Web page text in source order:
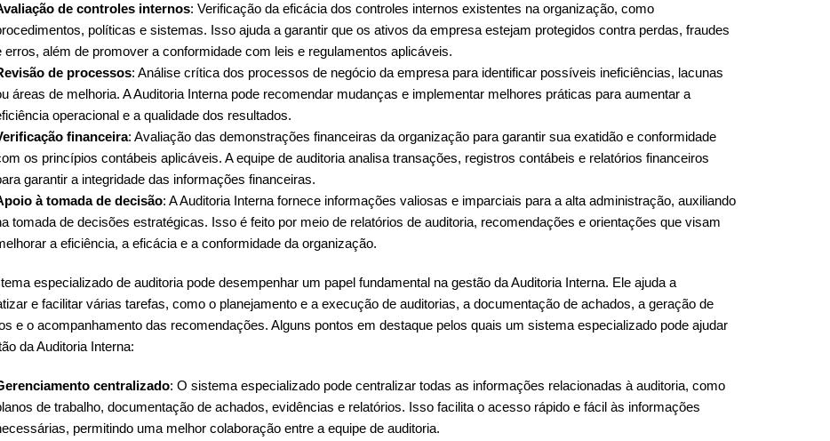
de controles internos: Verificação da eficácia dos controles internos existentes na organização, como
políticas e sistemas. Isso ajuda a garantir que os ativos da empresa estejam protegidos contra perdas, fraudes
erros, além de promover a conformidade com leis e regulamentos aplicáveis.
de processos: Análise crítica dos processos de negócio da empresa para identificar possíveis ineficiências, lacunas
áreas de melhoria. A Auditoria Interna pode recomendar mudanças e implementar melhores práticas para aumentar a
operacional e a qualidade dos resultados.
financeira: Avaliação das demonstrações financeiras da organização para garantir sua exatidão e conformidade
os princípios contábeis aplicáveis. A equipe de auditoria analisa transações, registros contábeis e relatórios financeiros
garantir a integridade das informações financeiras.
à tomada de decisão: A Auditoria Interna fornece informações valiosas e imparciais para a alta administração, auxiliando
tomada de decisões estratégicas. Isso é feito por meio de relatórios de auditoria, recomendações e orientações que visam
a eficiência, a eficácia e a conformidade da organização.
especializado de auditoria pode desempenhar um papel fundamental na gestão da Auditoria Interna. Ele ajuda a
e facilitar várias tarefas, como o planejamento e a execução de auditorias, a documentação de achados, a geração de
e o acompanhamento das recomendações. Alguns pontos em destaque pelos quais um sistema especializado pode ajudar
da Auditoria Interna:
centralizado: O sistema especializado pode centralizar todas as informações relacionadas à auditoria, como
de trabalho, documentação de achados, evidências e relatórios. Isso facilita o acesso rápido e fácil às informações
permitindo uma melhor colaboração entre a equipe de auditoria.